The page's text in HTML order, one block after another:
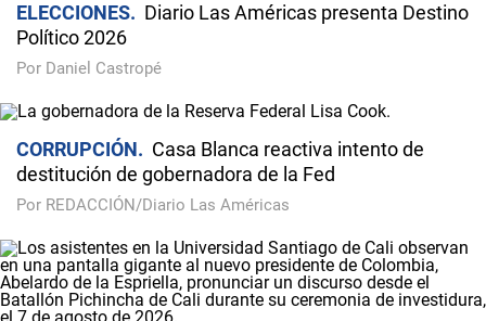
ELECCIONES
Diario Las Américas presenta Destino
Político 2026
Por Daniel Castropé
CORRUPCIÓN
Casa Blanca reactiva intento de
destitución de gobernadora de la Fed
Por REDACCIÓN/Diario Las Américas